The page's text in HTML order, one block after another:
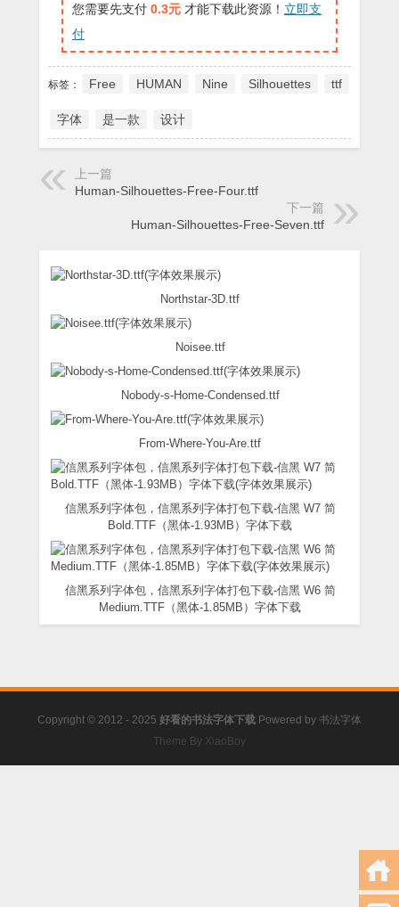
您需要先支付 0.3元 才能下载此资源！ 立即支
付
标签： Free HUMAN Nine Silhouettes ttf
字体 是一款 设计
上一篇
Human-Silhouettes-Free-Four.ttf
下一篇
Human-Silhouettes-Free-Seven.ttf
Northstar-3D.ttf
Noisee.ttf
Nobody-s-Home-Condensed.ttf
From-Where-You-Are.ttf
信黑系列字体包，信黑系列字体打包下载-信黑 W7 简
Bold.TTF（黑体-1.93MB）字体下载
信黑系列字体包，信黑系列字体打包下载-信黑 W6 简
Medium.TTF（黑体-1.85MB）字体下载
Copyright © 2012 - 2025 好看的书法字体下载 Powered by 书法字体
Theme By XiaoBoy